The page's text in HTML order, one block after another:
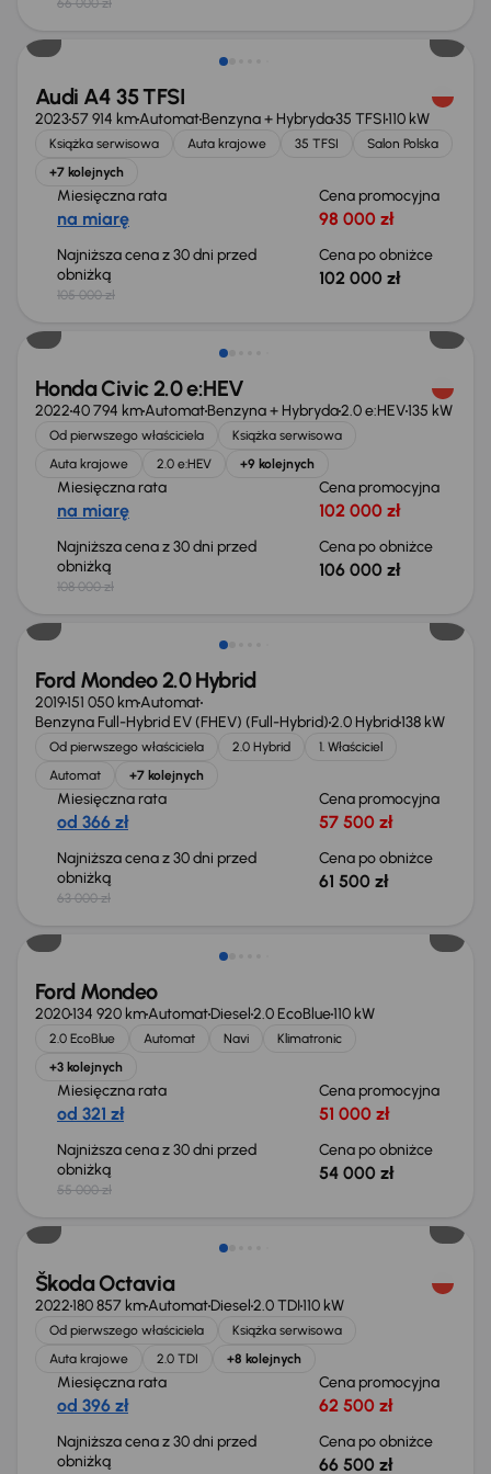
66 000 zł
Taniej o 3 000 zł
Audi A4 35 TFSI
202357 914 kmAutomatBenzyna + Hybryda35 TFSI110 kW
Książka serwisowa Auta krajowe 35 TFSI
Salon Polska
+7 kolejnych
Miesięczna rata
na miarę
Cena promocyjna
98 000 zł
Najniższa cena z 30 dni przed
obniżką
105 000 zł
Cena po obniżce
102 000 zł
Taniej o 2 000 zł
Honda Civic 2.0 e:HEV
202240 794 kmAutomatBenzyna + Hybryda2.0 e:HEV135 kW
Od pierwszego właściciela
Książka serwisowa
Auta krajowe
2.0 e:HEV +9 kolejnych
Miesięczna rata
na miarę
Cena promocyjna
102 000 zł
Najniższa cena z 30 dni przed
obniżką
108 000 zł
Cena po obniżce
106 000 zł
Taniej o 1 500 zł
Ford Mondeo 2.0 Hybrid
2019151 050 kmAutomat
Benzyna Full-Hybrid EV (FHEV) (Full-Hybrid)2.0 Hybrid138 kW
Od pierwszego właściciela 2.0 Hybrid
1. Właściciel
Automat
+7 kolejnych
Miesięczna rata
od 366 zł
Cena promocyjna
57 500 zł
Najniższa cena z 30 dni przed
obniżką
63 000 zł
Cena po obniżce
61 500 zł
Taniej o 1 000 zł
Ford Mondeo
2020134 920 kmAutomatDiesel2.0 EcoBlue110 kW
2.0 EcoBlue Automat Navi
Klimatronic
+3 kolejnych
Miesięczna rata
od 321 zł
Cena promocyjna
51 000 zł
Najniższa cena z 30 dni przed
obniżką
55 000 zł
Cena po obniżce
54 000 zł
Świeżo skupione
Škoda Octavia
2022180 857 kmAutomatDiesel2.0 TDI110 kW
Od pierwszego właściciela
Książka serwisowa
Auta krajowe
2.0 TDI +8 kolejnych
Miesięczna rata
od 396 zł
Cena promocyjna
62 500 zł
Najniższa cena z 30 dni przed
obniżką
Cena po obniżce
66 500 zł